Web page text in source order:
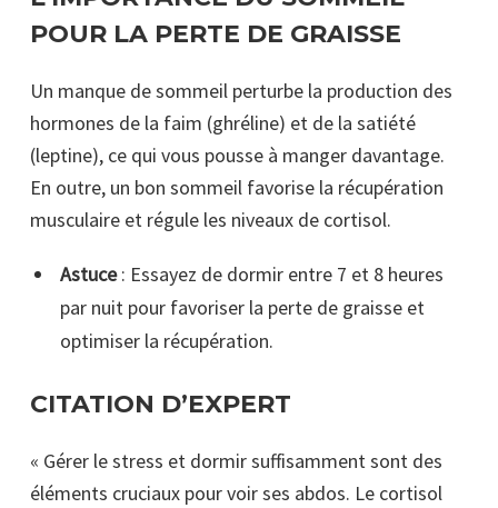
POUR LA PERTE DE GRAISSE
Un manque de sommeil perturbe la production des
hormones de la faim (ghréline) et de la satiété
(leptine), ce qui vous pousse à manger davantage.
En outre, un bon sommeil favorise la récupération
musculaire et régule les niveaux de cortisol.
Astuce: Essayez de dormir entre 7 et 8 heures
par nuit pour favoriser la perte de graisse et
optimiser la récupération.
CITATION D’EXPERT
« Gérer le stress et dormir suffisamment sont des
éléments cruciaux pour voir ses abdos. Le cortisol